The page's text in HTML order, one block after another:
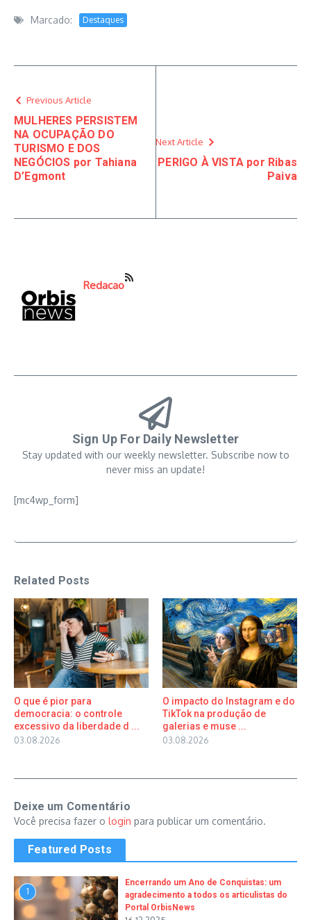
Marcado: Destaques
Previous Article
MULHERES PERSISTEM
NA OCUPAÇÃO DO
TURISMO E DOS
NEGÓCIOS por Tahiana
D’Egmont
Next Article
PERIGO À VISTA por Ribas
Paiva
Redacao
Sign Up For Daily Newsletter
Stay updated with our weekly newsletter. Subscribe now to
never miss an update!
[mc4wp_form]
Related Posts
O que é pior para
democracia: o controle
excessivo da liberdade d ...
03.08.2026
O impacto do Instagram e do
TikTok na produção de
galerias e muse ...
03.08.2026
Deixe um Comentário
Você precisa fazer o login para publicar um comentário.
Featured Posts
1
Encerrando um Ano de Conquistas: um
agradecimento a todos os articulistas do
Portal OrbisNews